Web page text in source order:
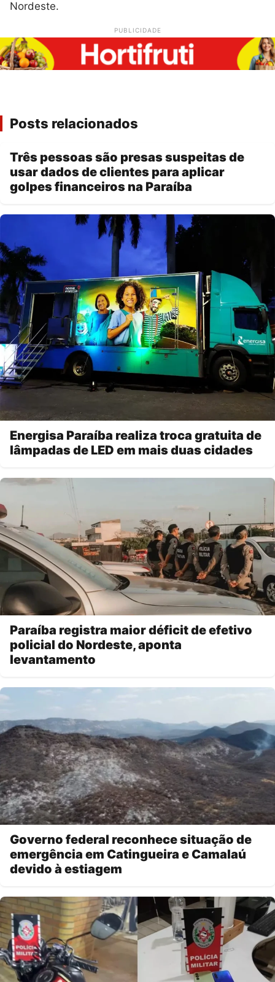
Nordeste.
PUBLICIDADE
Posts relacionados
Três pessoas são presas suspeitas de
usar dados de clientes para aplicar
golpes financeiros na Paraíba
Energisa Paraíba realiza troca gratuita de
lâmpadas de LED em mais duas cidades
Paraíba registra maior déficit de efetivo
policial do Nordeste, aponta
levantamento
Governo federal reconhece situação de
emergência em Catingueira e Camalaú
devido à estiagem